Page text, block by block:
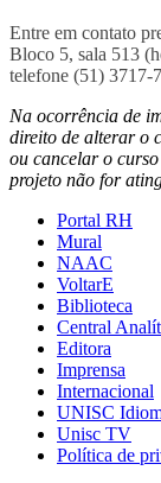
Entre em contato
Bloco 5, sala 513
telefone (51) 3717-
Na ocorrência de
direito de alterar o
ou cancelar o
projeto não for
Portal RH
Mural
NAAC
VoltarE
Biblioteca
Central
Editora
Imprensa
Internacional
UNISC
Unisc TV
Política de